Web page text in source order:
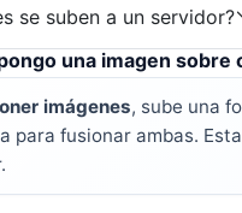
se suben a un servidor?
una imagen sobre
imágenes, sube una
para fusionar ambas.